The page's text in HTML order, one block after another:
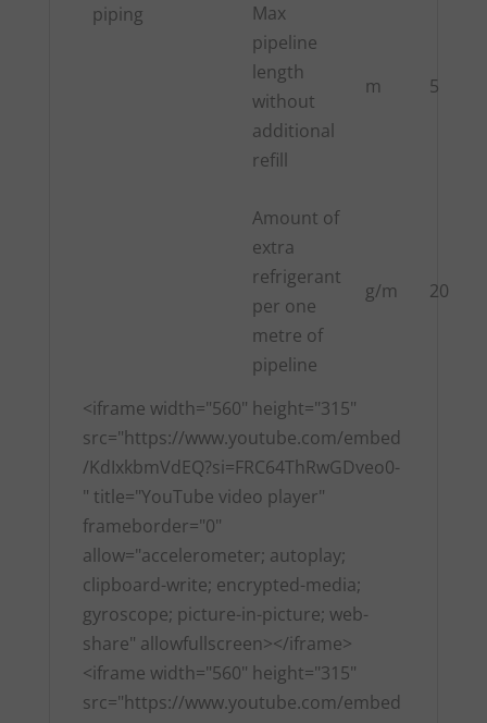
piping
Max
pipeline
length
without
additional
refill
m 5
Amount of
extra
refrigerant
per one
metre of
pipeline
g/m 20
<iframe width="560" height="315"
src="https://www.youtube.com/embed
/KdIxkbmVdEQ?si=FRC64ThRwGDveo0-
" title="YouTube video player"
frameborder="0"
allow="accelerometer; autoplay;
clipboard-write; encrypted-media;
gyroscope; picture-in-picture; web-
share" allowfullscreen></iframe>
<iframe width="560" height="315"
src="https://www.youtube.com/embed